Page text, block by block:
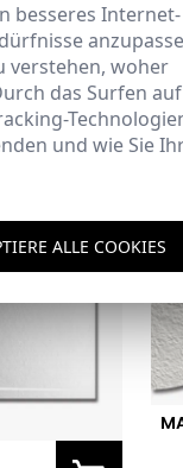
besseres Internet-
verstehen, woher
das Surfen auf
und wie Sie
ALLE COOKIES